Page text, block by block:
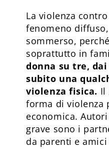
La violenza
fenomeno
sommerso,
soprattutto in
donna su tre,
subito una
violenza fisica. Il
forma di violenza
economica.
grave sono i
da parenti e